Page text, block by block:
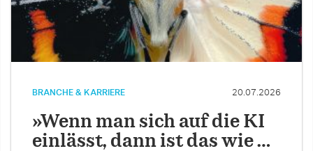
BRANCHE & KARRIERE 20.07.2026
»Wenn man sich auf die KI
einlässt, dann ist das wie …